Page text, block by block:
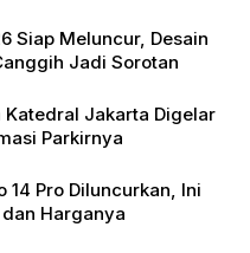
Siap Meluncur, Desain
Jadi Sorotan
Katedral Jakarta Digelar
Parkirnya
14 Pro Diluncurkan, Ini
Harganya